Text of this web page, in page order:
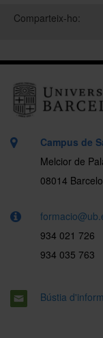
Comparteix-ho:
Campus de
Melcior de
08014
934 021 726
934 035 763
Bústia